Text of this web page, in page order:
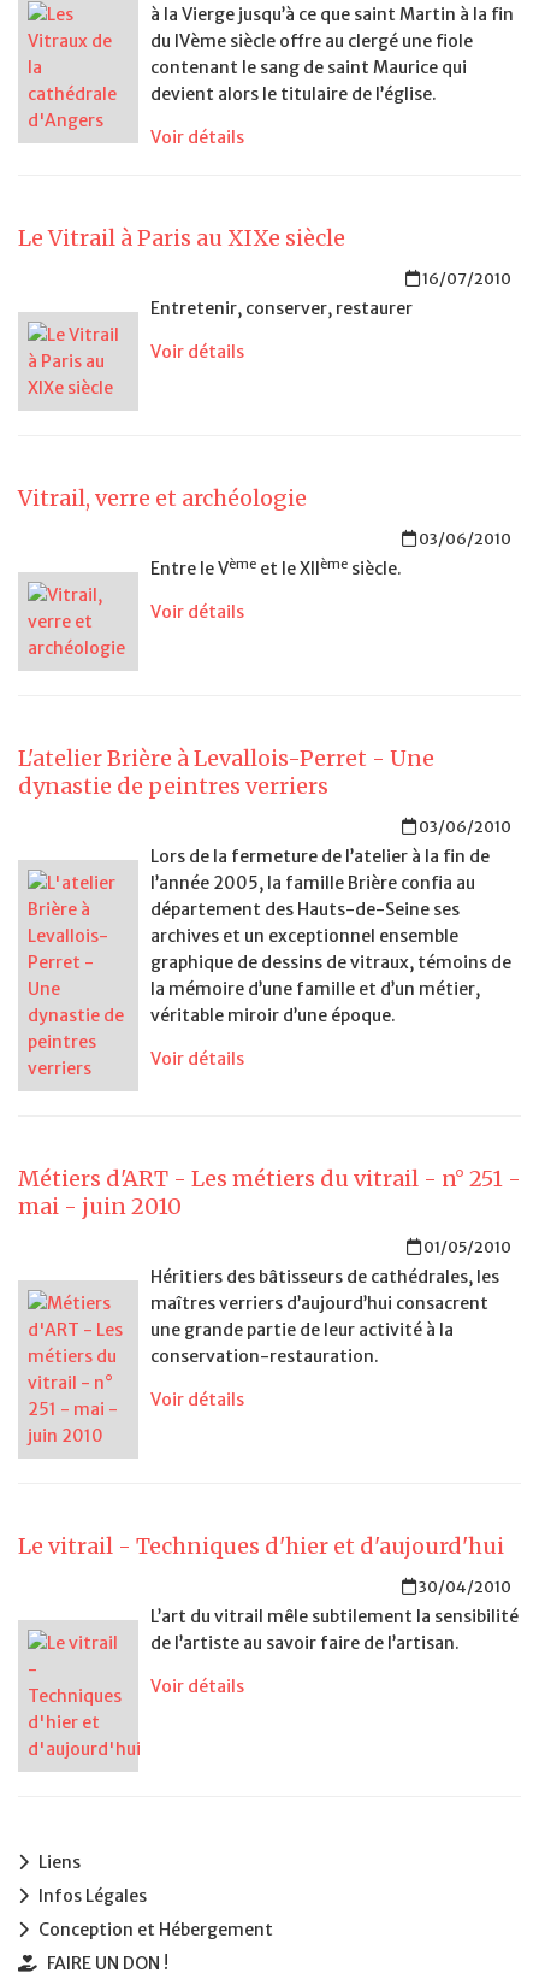
à la Vierge jusqu’à ce que saint Martin à la fin
du IVème siècle offre au clergé une fiole
contenant le sang de saint Maurice qui
devient alors le titulaire de l’église.
Voir détails
Le Vitrail à Paris au XIXe siècle
16/07/2010
Entretenir, conserver, restaurer
Voir détails
Vitrail, verre et archéologie
03/06/2010
Entre le Vème et le XIIème siècle.
Voir détails
L'atelier Brière à Levallois-Perret - Une
dynastie de peintres verriers
03/06/2010
Lors de la fermeture de l’atelier à la fin de
l’année 2005, la famille Brière confia au
département des Hauts-de-Seine ses
archives et un exceptionnel ensemble
graphique de dessins de vitraux, témoins de
la mémoire d’une famille et d’un métier,
véritable miroir d’une époque.
Voir détails
Métiers d'ART - Les métiers du vitrail - n° 251 -
mai - juin 2010
01/05/2010
Héritiers des bâtisseurs de cathédrales, les
maîtres verriers d’aujourd’hui consacrent
une grande partie de leur activité à la
conservation-restauration.
Voir détails
Le vitrail - Techniques d'hier et d'aujourd'hui
30/04/2010
L’art du vitrail mêle subtilement la sensibilité
de l’artiste au savoir faire de l’artisan.
Voir détails
Liens
Infos Légales
Conception et Hébergement
FAIRE UN DON !